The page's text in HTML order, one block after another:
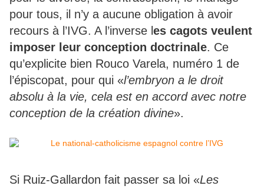
pour tous, il n’y a aucune obligation à avoir
recours à l’IVG. A l’inverse l es cagots veulent
imposer leur conception doctrinale. Ce
qu’explicite bien Rouco Varela, numéro 1 de
l’épiscopat, pour qui «l’embryon a le droit
absolu à la vie, cela est en accord avec notre
conception de la création divine».
Si Ruiz-Gallardon fait passer sa loi «Les